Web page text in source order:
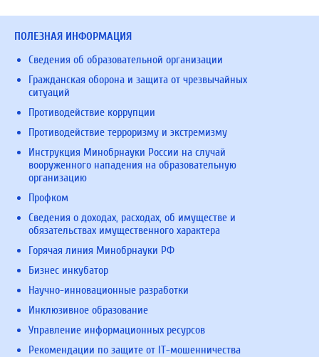
ПОЛЕЗНАЯ ИНФОРМАЦИЯ
Сведения об образовательной организации
Гражданская оборона и защита от чрезвычайных
ситуаций
Противодействие коррупции
Противодействие терроризму и экстремизму
Инструкция Минобрнауки России на случай
вооруженного нападения на образовательную
организацию
Профком
Сведения о доходах, расходах, об имуществе и
обязательствах имущественного характера
Горячая линия Минобрнауки РФ
Бизнес инкубатор
Научно-инновационные разработки
Инклюзивное образование
Управление информационных ресурсов
Рекомендации по защите от IT-мошенничества